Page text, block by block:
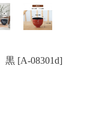
【unilaque.】子供茶碗 さくらんぼ 黒 [A-08301d]